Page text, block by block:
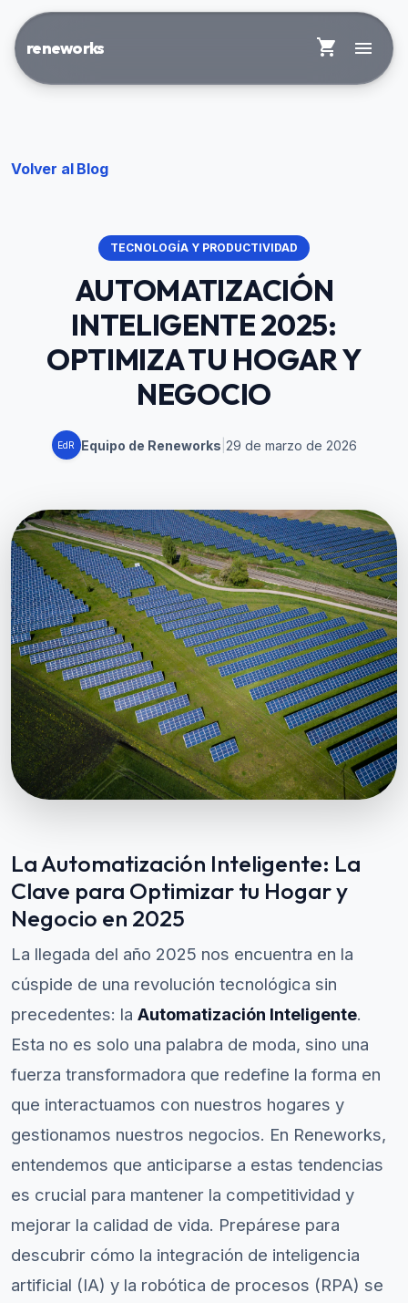
reneworks shopping_cart menu
Volver al Blog
TECNOLOGÍA Y PRODUCTIVIDAD
AUTOMATIZACIÓN
INTELIGENTE 2025:
OPTIMIZA TU HOGAR Y
NEGOCIO
EdR Equipo de Reneworks 29 de marzo de 2026
La Automatización Inteligente: La
Clave para Optimizar tu Hogar y
Negocio en 2025
La llegada del año 2025 nos encuentra en la
cúspide de una revolución tecnológica sin
precedentes: la Automatización Inteligente.
Esta no es solo una palabra de moda, sino una
fuerza transformadora que redefine la forma en
que interactuamos con nuestros hogares y
gestionamos nuestros negocios. En Reneworks,
entendemos que anticiparse a estas tendencias
es crucial para mantener la competitividad y
mejorar la calidad de vida. Prepárese para
descubrir cómo la integración de inteligencia
artificial (IA) y la robótica de procesos (RPA) se